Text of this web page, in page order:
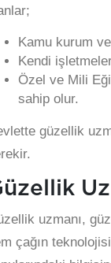
Kamu kurum
Kendi
Özel ve Mili
sahip olur.
güzellik
uzmanı,
çağın